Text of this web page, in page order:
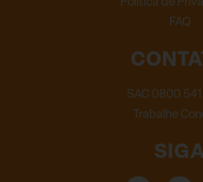
FAQ
SAC 0800
Trabalhe